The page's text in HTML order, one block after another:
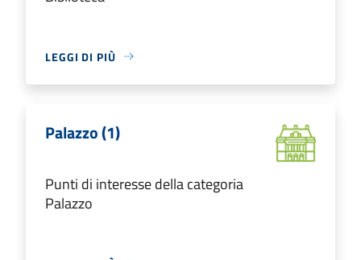
LEGGI DI PIÙ
Palazzo (1)
Punti di interesse della categoria
Palazzo